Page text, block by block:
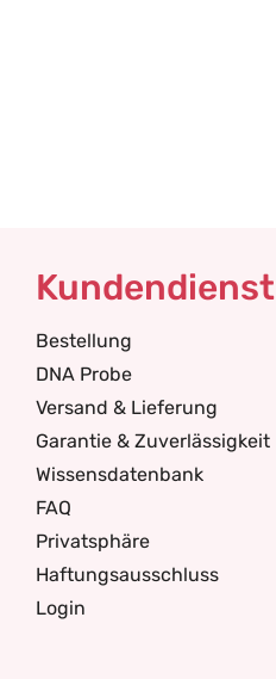
Kundendienst
Bestellung
DNA Probe
Versand & Lieferung
Garantie & Zuverlässigkeit
Wissensdatenbank
FAQ
Privatsphäre
Haftungsausschluss
Login